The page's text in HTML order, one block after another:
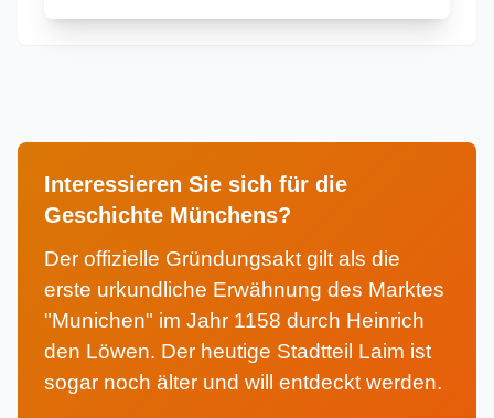
Interessieren Sie sich für die
Geschichte Münchens?
Der offizielle Gründungsakt gilt als die
erste urkundliche Erwähnung des Marktes
"Munichen" im Jahr 1158 durch Heinrich
den Löwen. Der heutige Stadtteil Laim ist
sogar noch älter und will entdeckt werden.